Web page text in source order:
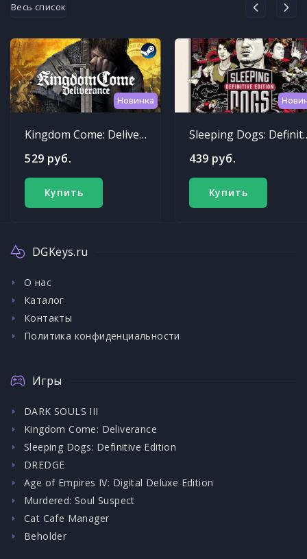
Весь список
Новинка
Kingdom Come: Deliverance
529 руб.
Купить
Sleeping
439 руб.
Купить
DGKeys.ru
О нас
Каталог
Контакты
Политика конфиденциальности
Игры
DARK SOULS III
Kingdom Come: Deliverance
Sleeping Dogs: Definitive Edition
DREDGE
Age of Empires IV: Digital Deluxe Edition
Murdered: Soul Suspect
Cat Cafe Manager
Beholder